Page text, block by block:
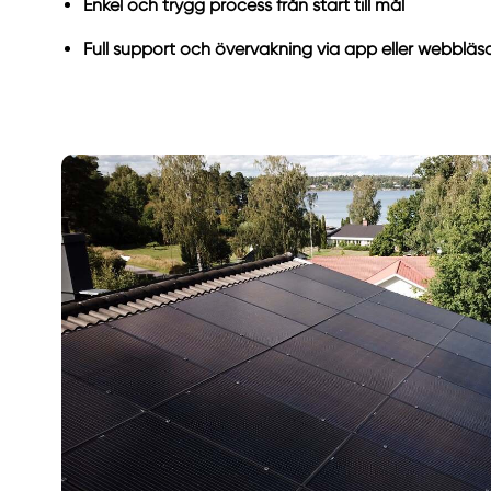
Enkel och trygg process från start till mål
Full support och övervakning via app eller